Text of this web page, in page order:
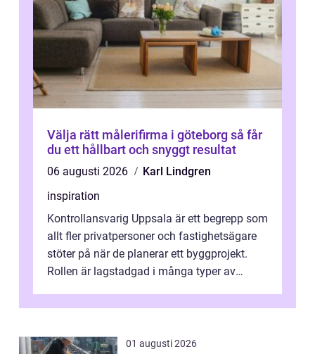
Välja rätt målerifirma i göteborg så får
du ett hållbart och snyggt resultat
06 augusti 2026
Karl Lindgren
inspiration
Kontrollansvarig Uppsala är ett begrepp som
allt fler privatpersoner och fastighetsägare
stöter på när de planerar ett byggprojekt.
Rollen är lagstadgad i många typer av
01 augusti 2026